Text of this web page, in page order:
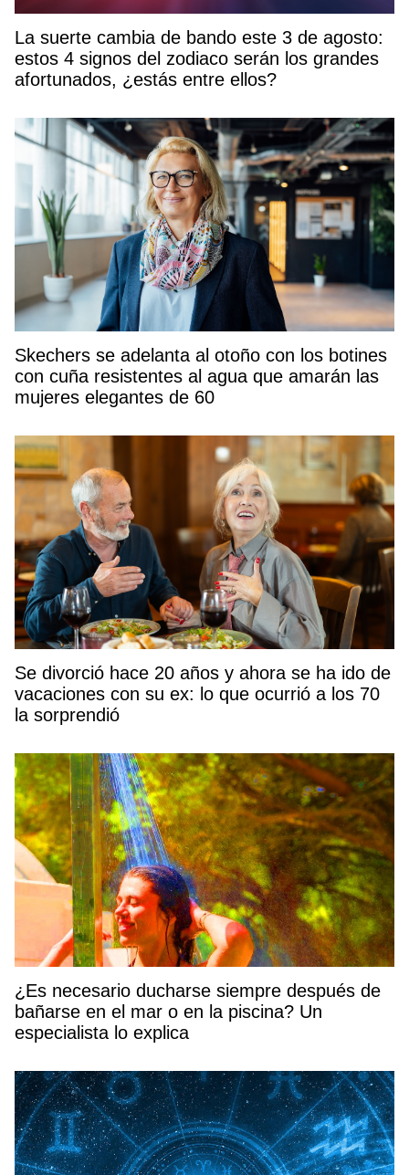
La suerte cambia de bando este 3 de agosto:
estos 4 signos del zodiaco serán los grandes
afortunados, ¿estás entre ellos?
Skechers se adelanta al otoño con los botines
con cuña resistentes al agua que amarán las
mujeres elegantes de 60
Se divorció hace 20 años y ahora se ha ido de
vacaciones con su ex: lo que ocurrió a los 70
la sorprendió
¿Es necesario ducharse siempre después de
bañarse en el mar o en la piscina? Un
especialista lo explica